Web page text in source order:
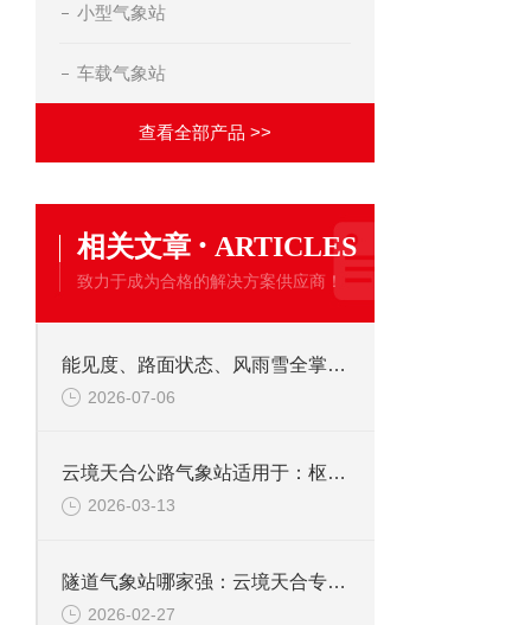
小型气象站
车载气象站
查看全部产品 >>
相关文章 · ARTICLES
致力于成为合格的解决方案供应商！
能见度、路面状态、风雨雪全掌握！云境天合公路气象站让每段路程都安心
2026-07-06
云境天合公路气象站适用于：枢纽公路交通疏导、应急公路救援指挥等场合
2026-03-13
隧道气象站哪家强：云境天合专业可靠，提供定制化智慧交通气象监测方案
2026-02-27